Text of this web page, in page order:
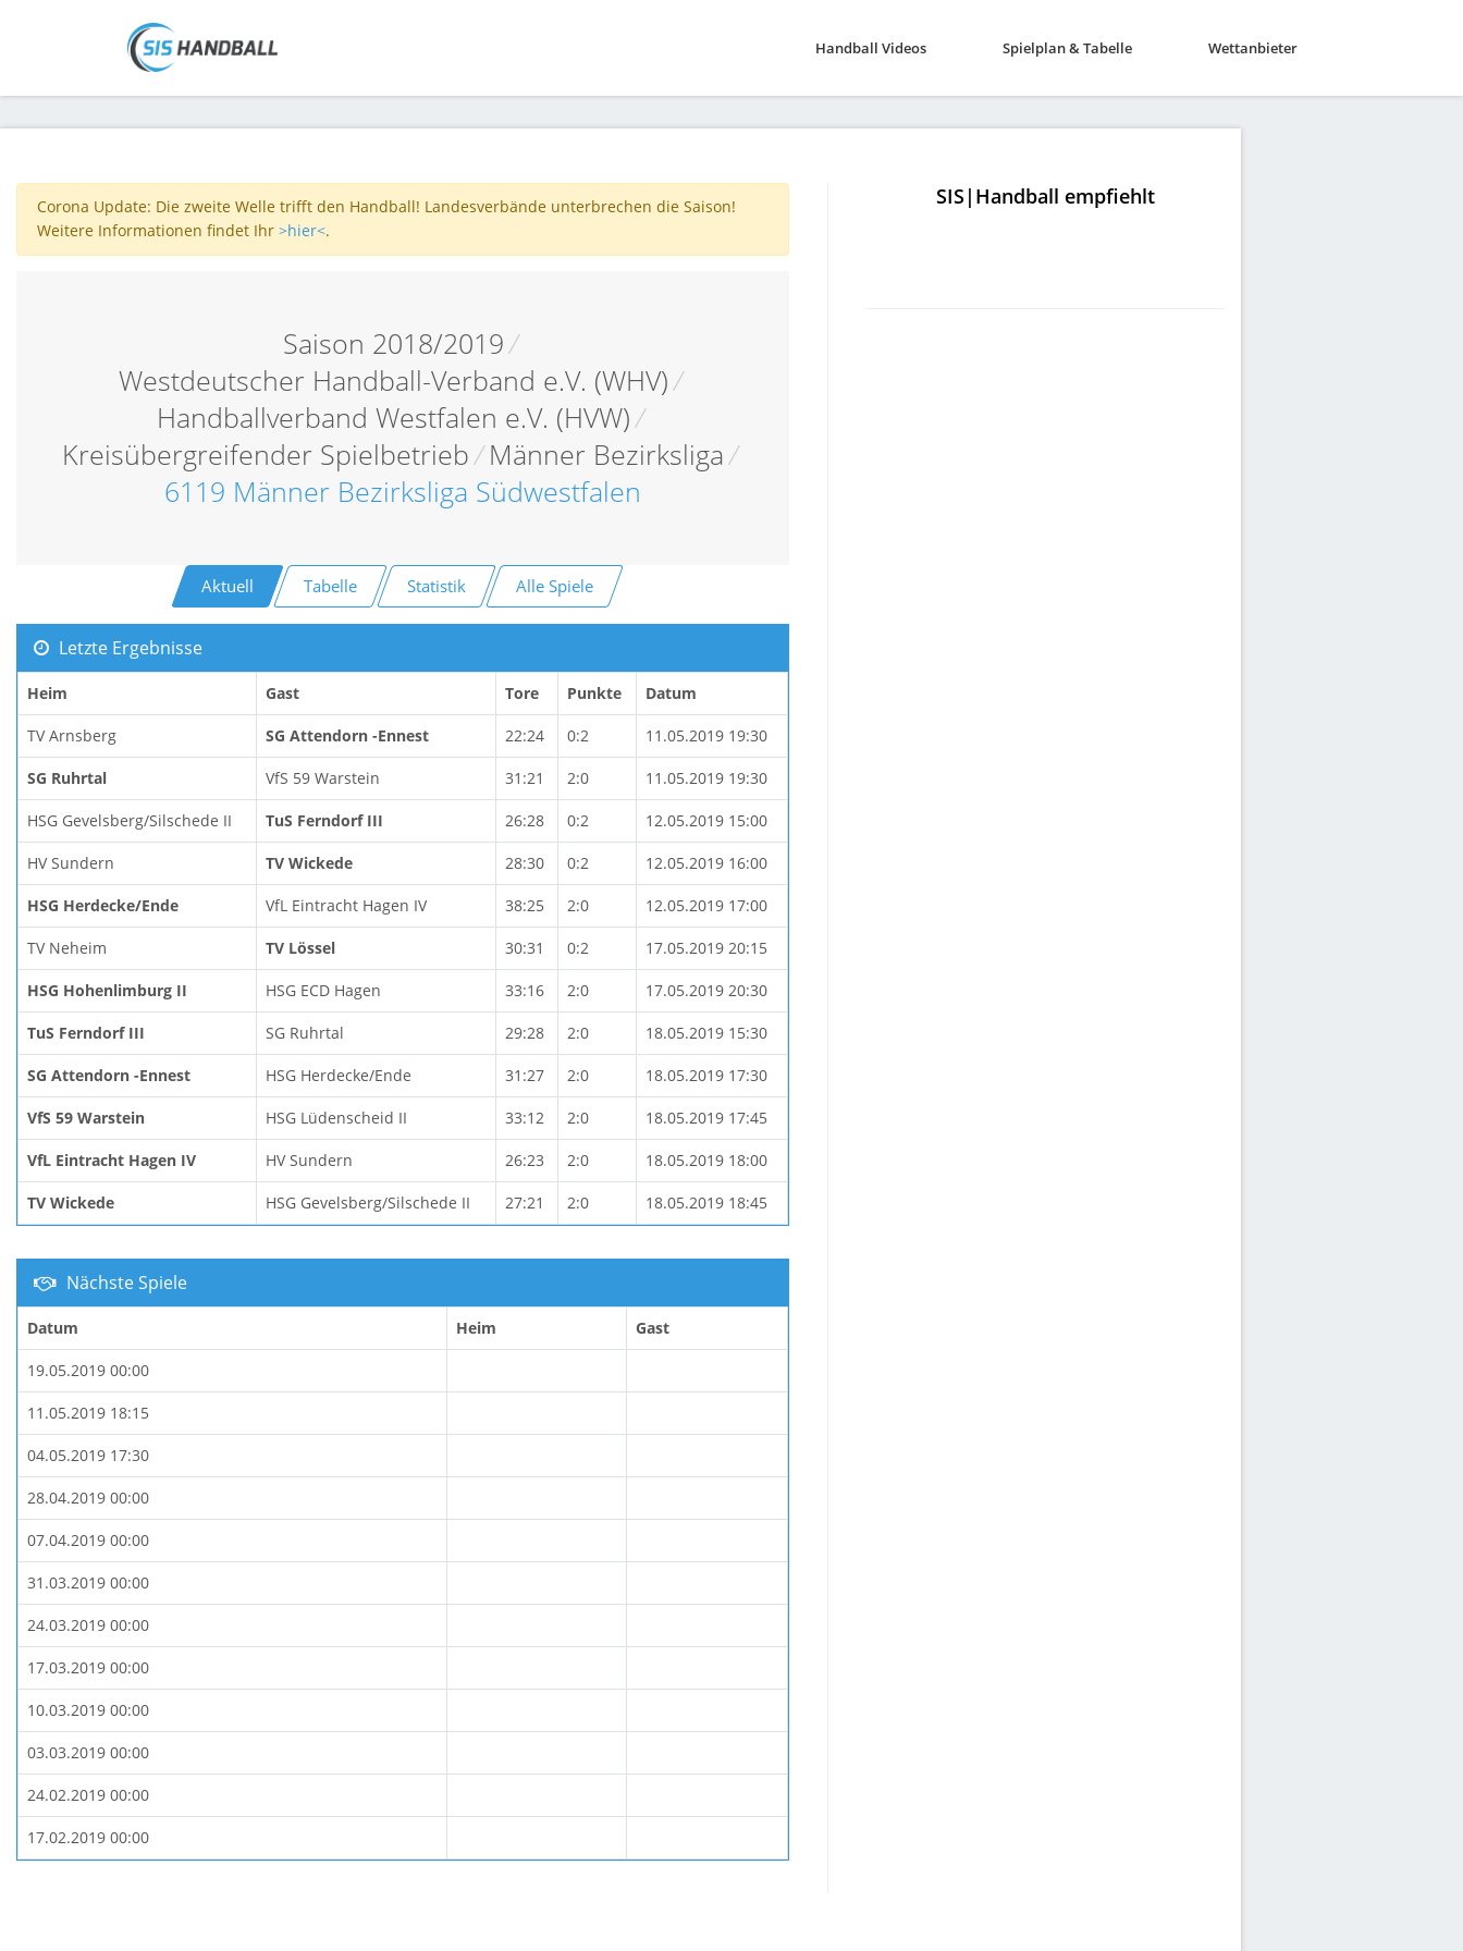
Handball Videos Spielplan & Tabelle Wettanbieter
Corona Update: Die zweite Welle trifft den Handball! Landesverbände unterbrechen die Saison!
Weitere Informationen findet Ihr >hier<.
Saison 2018/2019/
Westdeutscher Handball-Verband e.V. (WHV)/
Handballverband Westfalen e.V. (HVW)/
Kreisübergreifender Spielbetrieb/ Männer Bezirksliga/
6119 Männer Bezirksliga Südwestfalen
Aktuell Tabelle Statistik Alle Spiele
Letzte Ergebnisse
Heim Gast Tore Punkte Datum
TV Arnsberg SG Attendorn -Ennest 22:24 0:2 11.05.2019 19:30
SG Ruhrtal VfS 59 Warstein 31:21 2:0 11.05.2019 19:30
HSG Gevelsberg/Silschede II TuS Ferndorf III 26:28 0:2 12.05.2019 15:00
HV Sundern TV Wickede 28:30 0:2 12.05.2019 16:00
HSG Herdecke/Ende VfL Eintracht Hagen IV 38:25 2:0 12.05.2019 17:00
TV Neheim TV Lössel 30:31 0:2 17.05.2019 20:15
HSG Hohenlimburg II HSG ECD Hagen 33:16 2:0 17.05.2019 20:30
TuS Ferndorf III SG Ruhrtal 29:28 2:0 18.05.2019 15:30
SG Attendorn -Ennest HSG Herdecke/Ende 31:27 2:0 18.05.2019 17:30
VfS 59 Warstein HSG Lüdenscheid II 33:12 2:0 18.05.2019 17:45
VfL Eintracht Hagen IV HV Sundern 26:23 2:0 18.05.2019 18:00
TV Wickede HSG Gevelsberg/Silschede II 27:21 2:0 18.05.2019 18:45
Nächste Spiele
Datum Heim Gast
19.05.2019 00:00
11.05.2019 18:15
04.05.2019 17:30
28.04.2019 00:00
07.04.2019 00:00
31.03.2019 00:00
24.03.2019 00:00
17.03.2019 00:00
10.03.2019 00:00
03.03.2019 00:00
24.02.2019 00:00
17.02.2019 00:00
SIS|Handball empfiehlt